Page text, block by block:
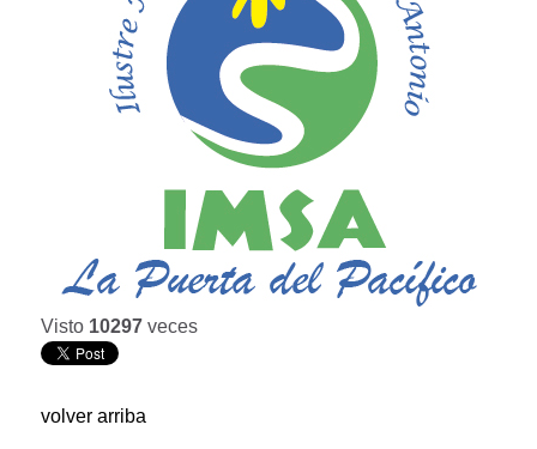
Visto 10297 veces
volver arriba